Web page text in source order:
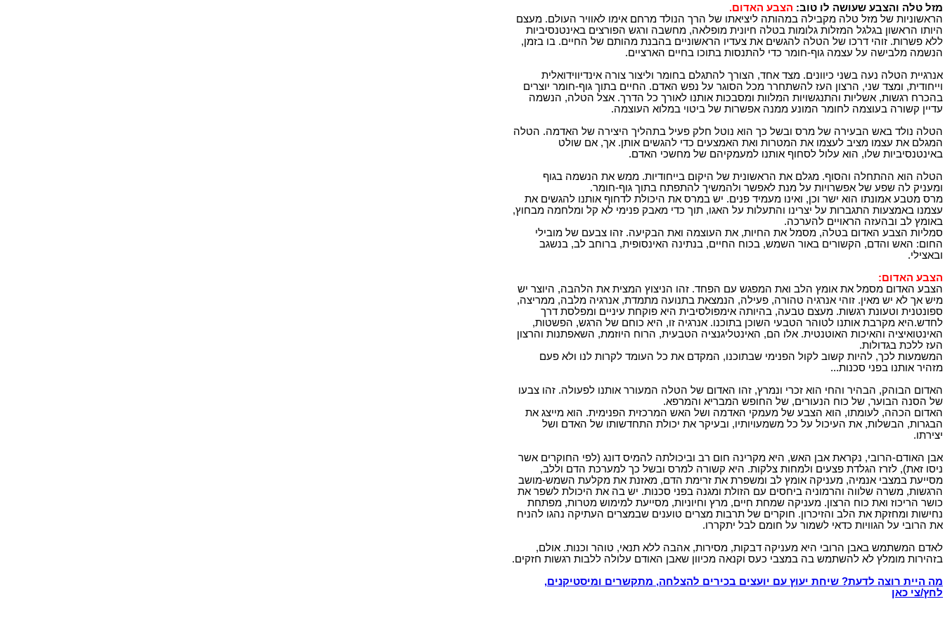
מזל טלה והצבע שעושה לו טוב: הצבע האדום.
הראשוניות של מזל טלה מקבילה במהותה ליציאתו של הרך הנולד מרחם אימו לאוויר העולם. מעצם
היותו הראשון בגלגל המזלות גלומות בטלה חיונית מופלאה, מחשבה ורגש הפורצים באינטנסיביות
ללא פשרות. זוהי דרכו של הטלה להגשים את צעדיו הראשוניים בהבנת מהותם של החיים. בו בזמן,
הנשמה מלבישה על עצמה גוף-חומר כדי להתנסות בתוכו בחיים הארציים.
אנרגיית הטלה נעה בשני כיוונים. מצד אחד, הצורך להתגלם בחומר וליצור צורה אינדיווידואלית
וייחודית, ומצד שני, הרצון העז להשתחרר מכל הסוגר על נפש האדם. החיים בתוך גוף-חומר יוצרים
בהכרח רגשות, אשליות והתנגשויות המלוות ומסבכות אותנו לאורך כל הדרך. אצל הטלה, הנשמה
עדיין קשורה בעוצמה לחומר המונע ממנה אפשרות של ביטוי במלוא העוצמה.
הטלה נולד באש הבעירה של מרס ובשל כך הוא נוטל חלק פעיל בתהליך היצירה של האדמה. הטלה
המגלם את עצמו מציב לעצמו את המטרות ואת האמצעים כדי להגשים אותן. אך, אם שולט
באינטנסיביות שלו, הוא עלול לסחוף אותנו למעמקיהם של מחשכי האדם.
הטלה הוא ההתחלה והסוף. מגלם את הראשונית של היקום בייחודיות. ממש את הנשמה בגוף
ומעניק לה שפע של אפשרויות על מנת לאפשר ולהמשיך להתפתח בתוך גוף-חומר.
מרס מטבע אמונתו הוא ישר וכן, ואינו מעמיד פנים. יש במרס את היכולת לדחוף אותנו להגשים את
עצמנו באמצעות התגברות על יצרינו והתעלות על האגו, תוך כדי מאבק פנימי לא קל ומלחמה מבחוץ,
באומץ לב ובהעזה הראויים להערכה.
סמליות הצבע האדום בטלה, מסמל את החיות, את העוצמה ואת הבקיעה. זהו צבעם של מובילי
החום: האש והדם, הקשורים באור השמש, בכוח החיים, בנתינה האינסופית, ברוחב לב, בנשגב
ובאצילי.
הצבע האדום:
הצבע האדום מסמל את אומץ הלב ואת המפגש עם הפחד. זהו הניצוץ המצית את הלהבה, היוצר יש
מיש אך לא יש מאין. זוהי אנרגיה טהורה, פעילה, הנמצאת בתנועה מתמדת, אנרגיה מלבה, ממריצה,
ספונטנית וטעונת רגשות. מעצם טבעה, בהיותה אימפולסיבית היא פוקחת עיניים ומפלסת דרך
לחדש.היא מקרבת אותנו לטוהר הטבעי השוכן בתוכנו. אנרגיה זו, היא כוחם של הרגש, הפשטות,
האינטואיציה והאיכות האוטנטית. אלו הם, האינטליגנציה הטבעית, הרוח היוזמת, השאפתנות והרצון
העז ללכת בגדולות.
המשמעות לכך, להיות קשוב לקול הפנימי שבתוכנו, המקדם את כל העומד לקרות לנו ולא פעם
מזהיר אותנו בפני סכנות...
האדום הבוהק, הבהיר והחי הוא זכרי ונמרץ, זהו האדום של הטלה המעורר אותנו לפעולה. זהו צבעו
של הסנה הבוער, של כוח הנעורים, של החופש המבריא והמרפא.
האדום הכהה, לעומתו, הוא הצבע של מעמקי האדמה ושל האש המרכזית הפנימית. הוא מייצג את
הבגרות, הבשלות, את העיכול על כל משמעויותיו, ובעיקר את יכולת התחדשותו של האדם ושל
יצירתו.
אבן האודם-הרובי, נקראת אבן האש, היא מקרינה חום רב וביכולתה להמיס דונג (לפי החוקרים אשר
ניסו זאת), לזרז הגלדת פצעים ולמחות צלקות. היא קשורה למרס ובשל כך למערכת הדם וללב,
מסייעת במצבי אנמיה, מעניקה אומץ לב ומשפרת את זרימת הדם, מאזנת את מקלעת השמש-מושב
הרגשות, משרה שלווה והרמוניה ביחסים עם הזולת ומגנה בפני סכנות. יש בה את היכולת לשפר את
כושר הריכוז ואת כוח הרצון. מעניקה שמחת חיים, מרץ וחיוניות, מסייעת למימוש מטרות, מפתחת
נחישות ומחזקת את הלב והזיכרון. חוקרים של תרבות מצרים טוענים שבמצרים העתיקה נהגו להניח
את הרובי על הגוויות כדאי לשמור על חומם לבל יתקררו.
לאדם המשתמש באבן הרובי היא מעניקה דבקות, מסירות, אהבה ללא תנאי, טוהר וכנות. אולם,
בזהירות מומלץ לא להשתמש בה במצבי כעס וקנאה מכיוון שאבן האודם עלולה ללבות רגשות חזקים.
מה היית רוצה לדעת? שיחת יעוץ עם יועצים בכירים להצלחה, מתקשרים ומיסטיקנים,
לחץ/צי כאן